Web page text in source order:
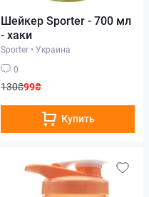
Шейкер Sporter - 700 мл
- хаки
Sporter • Украина
0
130₴99₴
Купить